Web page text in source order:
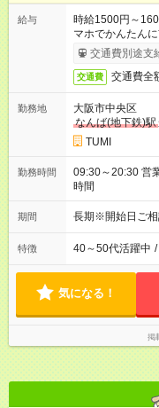
給与
時給1500円～
マホでかんたん
あり）交通費別途支
交通費 交通費全
勤務地
大阪市中央区
なんば(地下鉄)駅
TUMI
勤務時間
09:30～20:30 営業時間に合わせたシフト制 実働7時間 休憩1.5
時間
期間 長期※開始日ご相
特徴 40～50代活躍中 /
気になる！
掲